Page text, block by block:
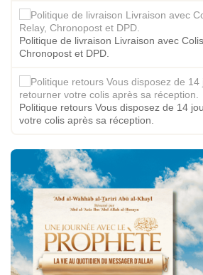
Politique de livraison Livraison avec
Chronopost et DPD.
Politique retours Vous disposez de 14
votre colis après sa réception.